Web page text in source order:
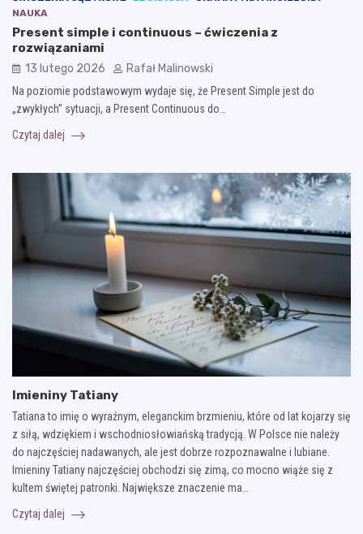
NAUKA
Present simple i continuous – ćwiczenia z
rozwiązaniami
13 lutego 2026 Rafał Malinowski
Na poziomie podstawowym wydaje się, że Present Simple jest do
„zwykłych” sytuacji, a Present Continuous do…
Czytaj dalej
Imieniny Tatiany
Tatiana to imię o wyraźnym, eleganckim brzmieniu, które od lat kojarzy się
z siłą, wdziękiem i wschodniosłowiańską tradycją. W Polsce nie należy
do najczęściej nadawanych, ale jest dobrze rozpoznawalne i lubiane.
Imieniny Tatiany najczęściej obchodzi się zimą, co mocno wiąże się z
kultem świętej patronki. Największe znaczenie ma…
Czytaj dalej